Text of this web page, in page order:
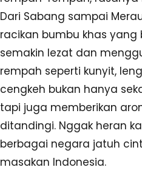
Dari Sabang sampai
racikan bumbu khas
semakin lezat dan
rempah seperti kunyit,
cengkeh bukan hanya
tapi juga memberikan
ditandingi. Nggak heran
berbagai negara jatuh
masakan Indonesia.